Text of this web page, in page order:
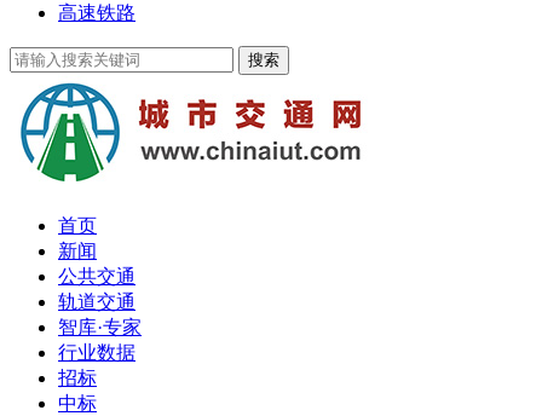
高速铁路
首页
新闻
公共交通
轨道交通
智库·专家
行业数据
招标
中标